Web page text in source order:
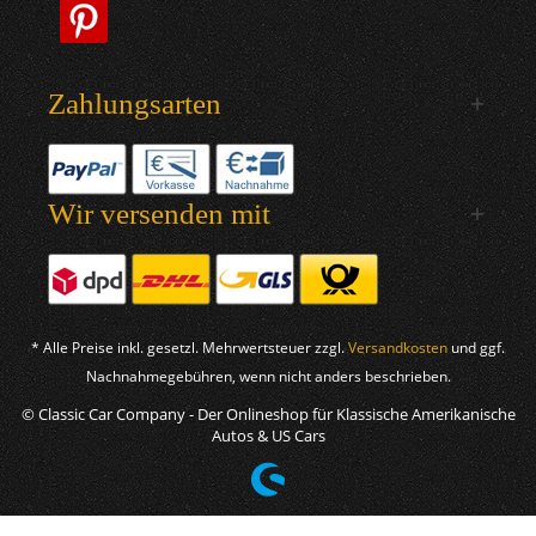
Zahlungsarten
Wir versenden mit
* Alle Preise inkl. gesetzl. Mehrwertsteuer zzgl.Versandkosten und ggf.
Nachnahmegebühren, wenn nicht anders beschrieben.
© Classic Car Company - Der Onlineshop für Klassische Amerikanische
Autos & US Cars